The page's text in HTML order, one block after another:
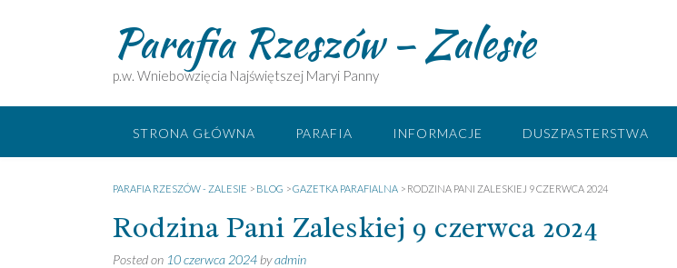
Parafia Rzeszów – Zalesie
p.w. Wniebowzięcia Najświętszej Maryi Panny
STRONA GŁÓWNA PARAFIA INFORMACJE DUSZPASTERSTWA
PARAFIA RZESZÓW - ZALESIE > BLOG >GAZETKA PARAFIALNA > RODZINA PANI ZALESKIEJ 9 CZERWCA 2024
Rodzina Pani Zaleskiej 9 czerwca 2024
Posted on 10 czerwca 2024 byadmin